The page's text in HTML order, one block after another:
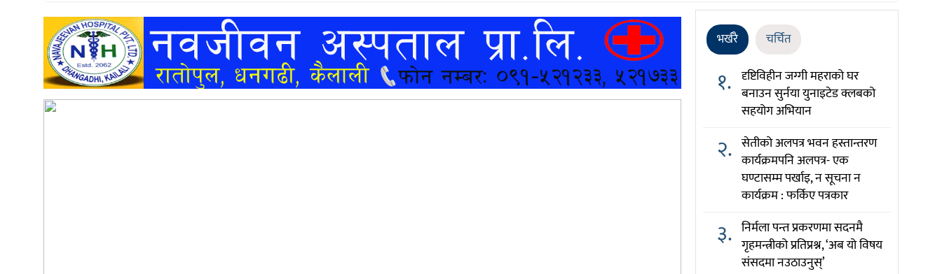
अन्तर्वार्ता
खेलकुद
भर्खरै चर्चित
१. दृष्टिविहीन जग्गी महराको घर
बनाउन सुर्नया युनाइटेड क्लबको
सहयोग अभियान
२. सेतीको अलपत्र भवन हस्तान्तरण
कार्यक्रमपनि अलपत्र- एक
घण्टासम्म पर्खाइ, न सूचना न
कार्यक्रम : फर्किए पत्रकार
३. निर्मला पन्त प्रकरणमा सदनमै
गृहमन्त्रीको प्रतिप्रश्न, ‘अब यो विषय
संसदमा नउठाउनुस्’